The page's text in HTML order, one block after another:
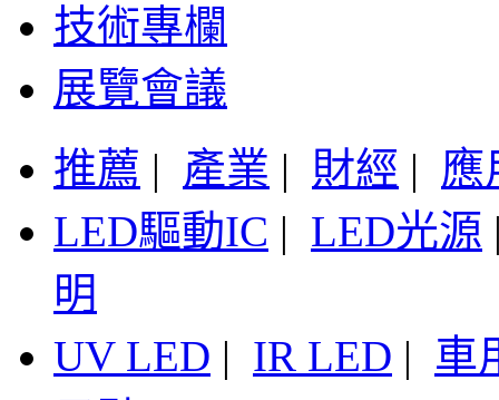
技術專欄
展覽會議
推薦 | 產業 | 財經 | 應
LED驅動IC | LED光源
明
UV LED | IR LED | 車